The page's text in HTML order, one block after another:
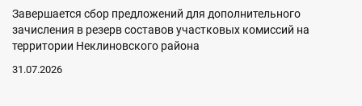
Завершается сбор предложений для дополнительного
зачисления в резерв составов участковых комиссий на
территории Неклиновского района
31.07.2026